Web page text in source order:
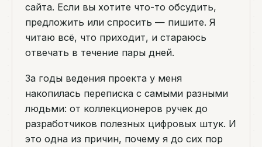
сайта. Если вы хотите что-то обсудить,
предложить или спросить — пишите. Я
читаю всё, что приходит, и стараюсь
отвечать в течение пары дней.
За годы ведения проекта у меня
накопилась переписка с самыми разными
людьми: от коллекционеров ручек до
разработчиков полезных цифровых штук. И
это одна из причин, почему я до сих пор